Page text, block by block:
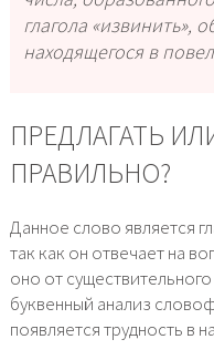
глагола «извинить»,
находящегося в
ПРЕДЛАГАТЬ
ПРАВИЛЬНО?
Данное слово является
так как он отвечает на
оно от
буквенный анализ
появляется трудность в